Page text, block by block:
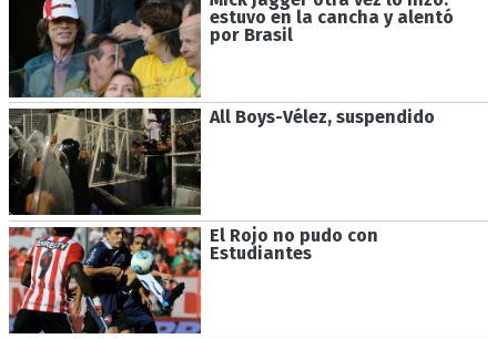
estuvo en la cancha y alentó
por Brasil
All Boys-Vélez, suspendido
El Rojo no pudo con
Estudiantes